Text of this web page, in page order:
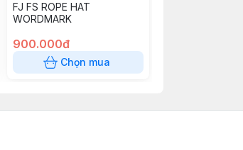
FJ FS ROPE HAT
WORDMARK
900.000đ
Chọn mua